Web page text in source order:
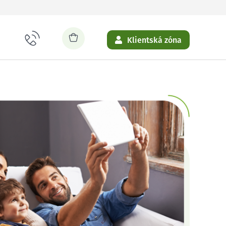
Klientská zóna